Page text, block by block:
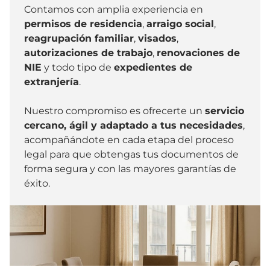
Contamos con amplia experiencia en
permisos de residencia, arraigo social,
reagrupación familiar, visados,
autorizaciones de trabajo, renovaciones de
NIE y todo tipo de expedientes de
extranjería.
Nuestro compromiso es ofrecerte un servicio
cercano, ágil y adaptado a tus necesidades,
acompañándote en cada etapa del proceso
legal para que obtengas tus documentos de
forma segura y con las mayores garantías de
éxito.